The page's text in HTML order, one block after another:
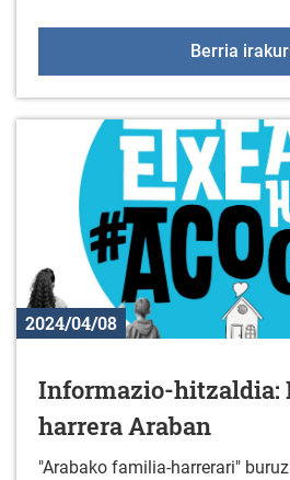
Berria
2024/04/08
Informazio-hitzaldia:
harrera Araban
"Arabako familia-harrerari"